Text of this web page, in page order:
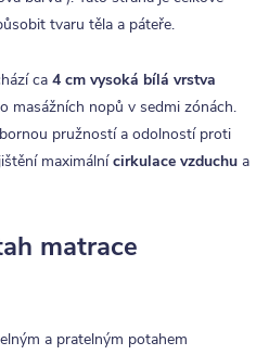
tvaru těla a páteře.
ca 4 cm vysoká bílá vrstva
masážních nopů v sedmi zónách.
pružností a odolností proti
maximálnícirkulace vzduchu a
matrace
a pratelným potahem